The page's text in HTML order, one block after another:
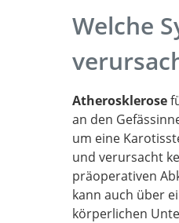
stenosis.
successful
stenosis (acst-
Welche
Atherosklerose
an den
um eine
und verursacht
präoperativen
kann auch über
körperlichen